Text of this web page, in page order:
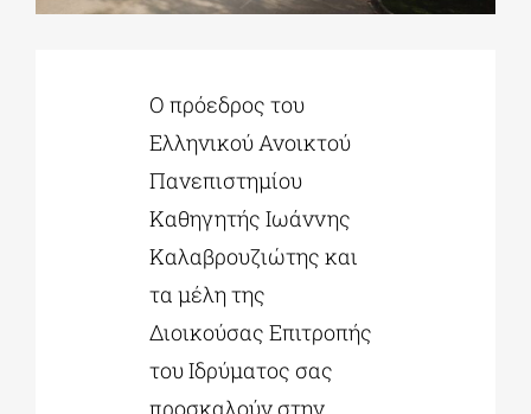
ΕΚΠΑΙΔΕΥΤΙΚΑ ΙΔΡΥΜΑΤΑ
ΠΟΛΙΤΙΣΤΙΚΟΙ ΦΟΡΕΙΣ
Ο πρόεδρος του
Ελληνικού Ανοικτού
Πανεπιστημίου
Καθηγητής Ιωάννης
Καλαβρουζιώτης και
τα μέλη της
Διοικούσας Επιτροπής
του Ιδρύματος σας
προσκαλούν στην